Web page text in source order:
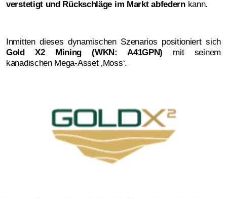
verstetigt und Rückschläge im Markt abfedernkann.
Inmitten dieses dynamischen Szenarios positioniert sich
Gold X2 Mining (WKN: A41GPN) mit seinem
kanadischen Mega-Asset ‚Moss‘.